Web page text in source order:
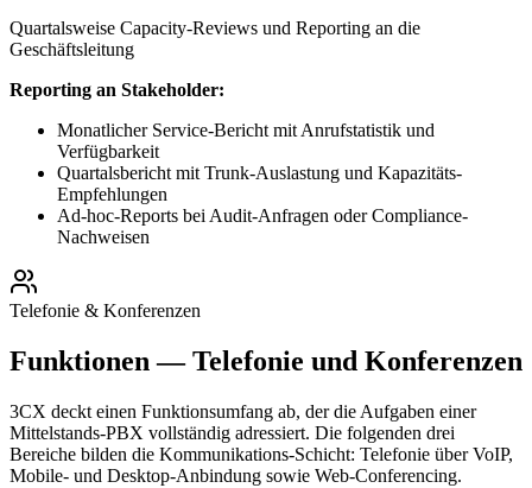
Quartalsweise Capacity-Reviews und Reporting an die
Geschäftsleitung
Reporting an Stakeholder:
Monatlicher Service-Bericht mit Anrufstatistik und
Verfügbarkeit
Quartalsbericht mit Trunk-Auslastung und Kapazitäts-
Empfehlungen
Ad-hoc-Reports bei Audit-Anfragen oder Compliance-
Nachweisen
Telefonie & Konferenzen
Funktionen — Telefonie und Konferenzen
3CX deckt einen Funktionsumfang ab, der die Aufgaben einer
Mittelstands-PBX vollständig adressiert. Die folgenden drei
Bereiche bilden die Kommunikations-Schicht: Telefonie über VoIP,
Mobile- und Desktop-Anbindung sowie Web-Conferencing.